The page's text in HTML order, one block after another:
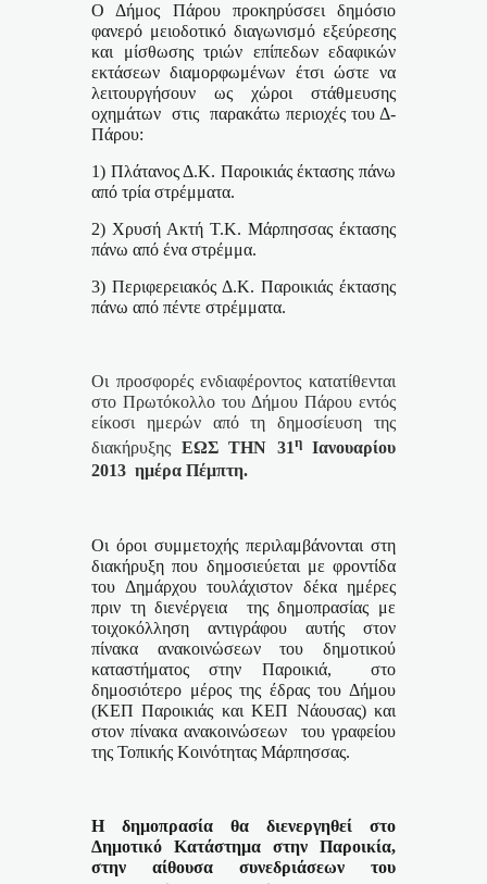
Ο Δήμος Πάρου προκηρύσσει δημόσιο
φανερό μειοδοτικό διαγωνισμό εξεύρεσης
και μίσθωσης τριών επίπεδων εδαφικών
εκτάσεων διαμορφωμένων έτσι ώστε να
λειτουργήσουν
ως χώροι
στάθμευσης
οχημάτων στις παρακάτω περιοχές του Δ-
Πάρου:
1) Πλάτανος Δ.Κ. Παροικιάς έκτασης πάνω
από τρία στρέμματα.
2) Χρυσή Ακτή Τ.Κ. Μάρπησσας έκτασης
πάνω από ένα στρέμμα.
3) Περιφερειακός Δ.Κ. Παροικιάς έκτασης
πάνω από πέντε στρέμματα.
Οι προσφορές ενδιαφέροντος κατατίθενται
στο Πρωτόκολλο του Δήμου Πάρου εντός
είκοσι ημερών από τη δημοσίευση της
διακήρυξης ΕΩΣ ΤΗΝ 31ηΙανουαρίου
2013 ημέρα Πέμπτη.
Οι όροι συμμετοχής περιλαμβάνονται στη
διακήρυξη που δημοσιεύεται με φροντίδα
του Δημάρχου τουλάχιστον δέκα ημέρες
πριν τη διενέργεια
της δημοπρασίας με
τοιχοκόλληση αντιγράφου αυτής στον
πίνακα ανακοινώσεων του δημοτικού
καταστήματος στην Παροικιά,
στο
δημοσιότερο μέρος της έδρας του Δήμου
(ΚΕΠ Παροικιάς και ΚΕΠ Νάουσας) και
στον πίνακα ανακοινώσεων
του γραφείου
της Τοπικής Κοινότητας Μάρπησσας.
Η δημοπρασία θα διενεργηθεί στο
Δημοτικό Κατάστημα στην Παροικία,
στην αίθουσα συνεδριάσεων του